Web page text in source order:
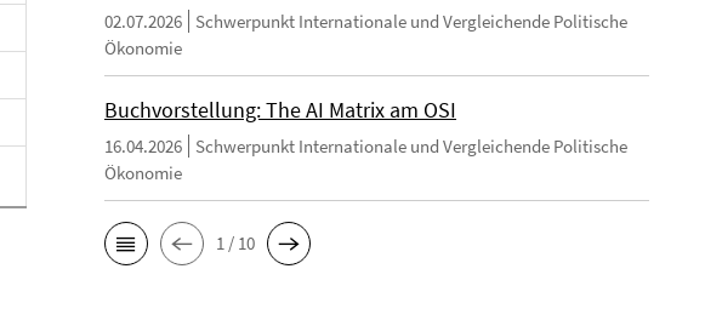
02.07.2026
Schwerpunkt Internationale und Vergleichende Politische
Ökonomie
Buchvorstellung: The AI Matrix am OSI
16.04.2026
Schwerpunkt Internationale und Vergleichende Politische
Ökonomie
1 / 10